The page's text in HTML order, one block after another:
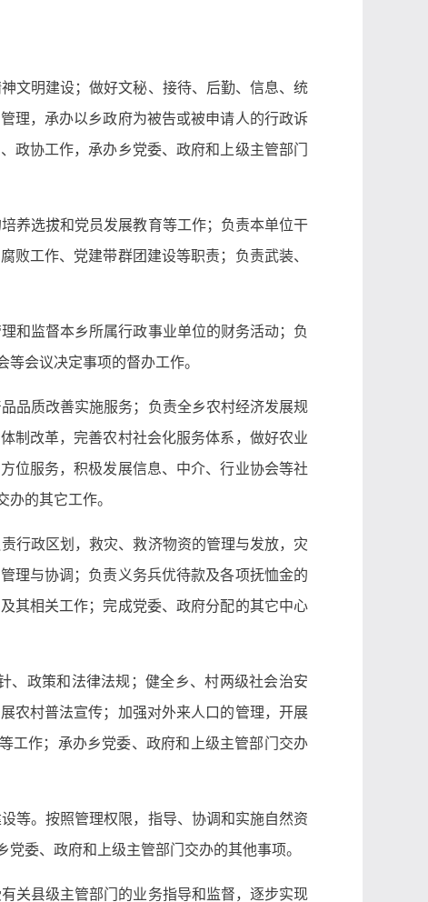
文明建设；做好文秘、接待、后勤、信息、统
理，承办以乡政府为被告或被申请人的行政诉
政协工作，承办乡党委、政府和上级主管部门
养选拔和党员发展教育等工作；负责本单位干
工作、党建带群团建设等职责；负责武装、
和监督本乡所属行政事业单位的财务活动；负
会议决定事项的督办工作。
品质改善实施服务；负责全乡农村经济发展规
制改革，完善农村社会化服务体系，做好农业
位服务，积极发展信息、中介、行业协会等社
的其它工作。
行政区划，救灾、救济物资的管理与发放，灾
理与协调；负责义务兵优待款及各项抚恤金的
其相关工作；完成党委、政府分配的其它中心
、政策和法律法规；健全乡、村两级社会治安
农村普法宣传；加强对外来人口的管理，开展
工作；承办乡党委、政府和上级主管部门交办
等。按照管理权限，指导、协调和实施自然资
委、政府和上级主管部门交办的其他事项。
关县级主管部门的业务指导和监督，逐步实现